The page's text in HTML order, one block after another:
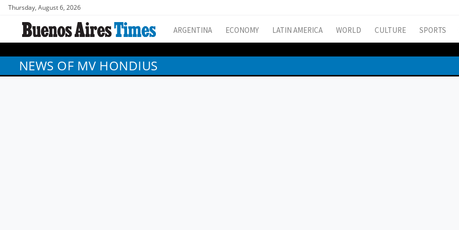
Thursday, August 6, 2026
ARGENTINA ECONOMY LATIN AMERICA WORLD CULTURE SPORTS
NEWS OF MV HONDIUS